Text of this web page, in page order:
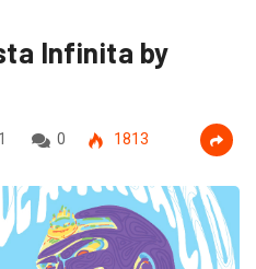
Infinita by
0 1813